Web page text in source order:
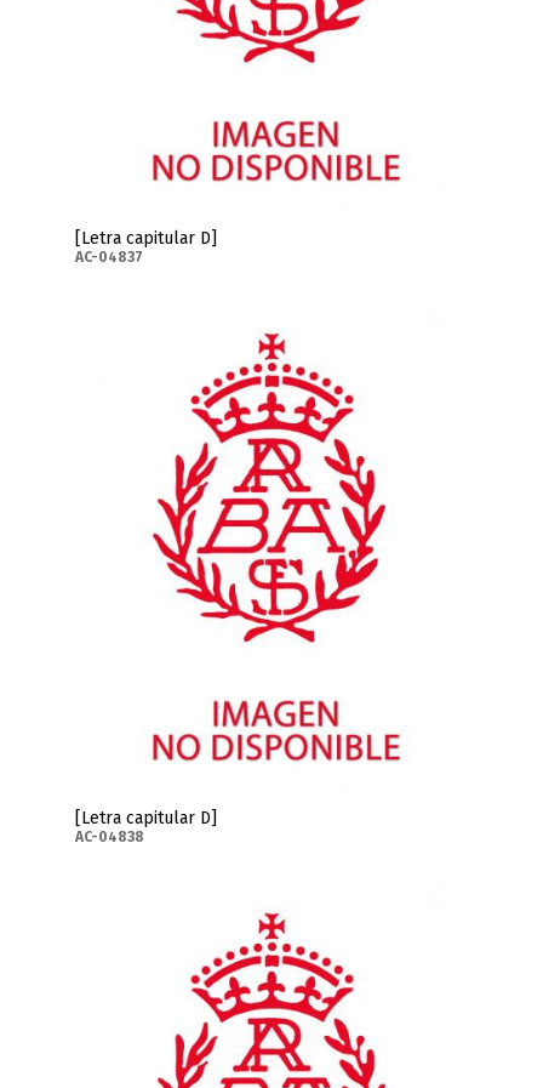
[Letra capitular D]
AC-04837
[Letra capitular D]
AC-04838